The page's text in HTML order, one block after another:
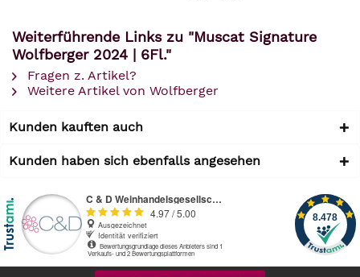
Weiterführende Links zu "Muscat Signature
Wolfberger 2024 | 6Fl."
Fragen z. Artikel?
Weitere Artikel von Wolfberger
Kunden kauften auch
Kunden haben sich ebenfalls angesehen